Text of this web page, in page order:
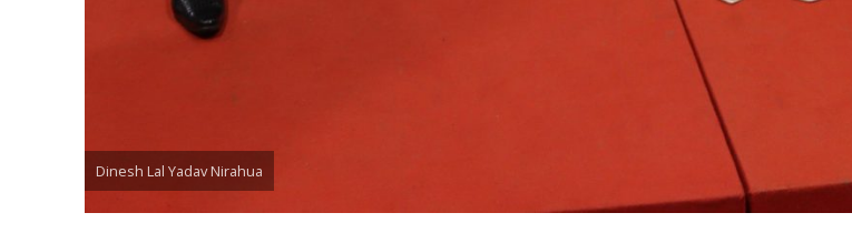
‘शेल्टर होम’ के एक सीन ने तोड़ दिया दिव्या त्यागी का सब्र, कैमरा बंद होने के बाद भी नहीं थमे आंसू
Dinesh Lal Yadav Nirahua